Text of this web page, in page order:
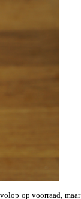
op voorraad, maar